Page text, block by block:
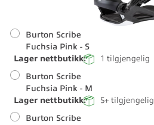
Burton Scribe
Fuchsia Pink - S
Lager nettbutikk: 1 tilgjengelig
Burton Scribe
Fuchsia Pink - M
Lager nettbutikk: 5+ tilgjengelig
Burton Scribe